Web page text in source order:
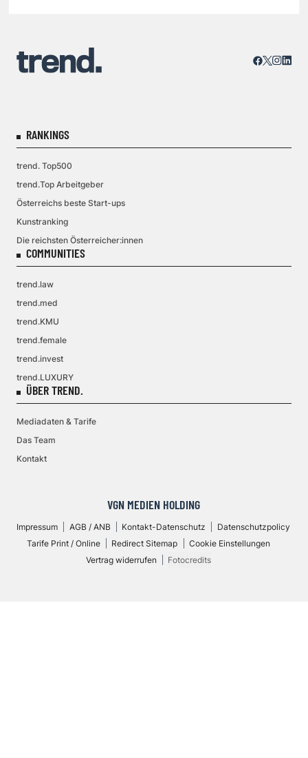
RANKINGS
trend. Top500
trend.Top Arbeitgeber
Österreichs beste Start-ups
Kunstranking
Die reichsten Österreicher:innen
COMMUNITIES
trend.law
trend.med
trend.KMU
trend.female
trend.invest
trend.LUXURY
ÜBER TREND.
Mediadaten & Tarife
Das Team
Kontakt
VGN MEDIEN HOLDING
Impressum AGB / ANB Kontakt-Datenschutz
Datenschutzpolicy
Tarife Print / Online
Redirect Sitemap
Cookie Einstellungen
Vertrag widerrufen
Fotocredits